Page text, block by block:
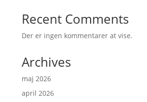
Recent Comments
Der er ingen kommentarer at vise.
Archives
maj 2026
april 2026